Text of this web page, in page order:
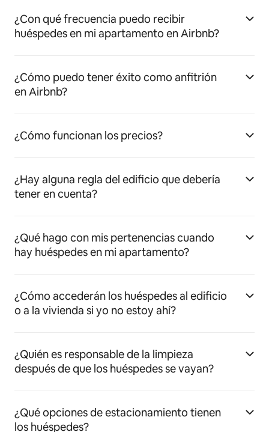
¿Con qué frecuencia puedo recibir
huéspedes en mi apartamento en Airbnb?
¿Cómo puedo tener éxito como anfitrión
en Airbnb?
¿Cómo funcionan los precios?
¿Hay alguna regla del edificio que debería
tener en cuenta?
¿Qué hago con mis pertenencias cuando
hay huéspedes en mi apartamento?
¿Cómo accederán los huéspedes al edificio
o a la vivienda si yo no estoy ahí?
¿Quién es responsable de la limpieza
después de que los huéspedes se vayan?
¿Qué opciones de estacionamiento tienen
los huéspedes?